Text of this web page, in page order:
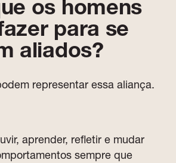
os homens
para se
aliados?
representar essa aliança.
aprender, refletir e mudar
sempre que